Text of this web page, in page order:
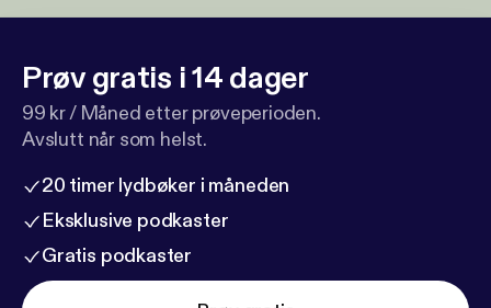
Prøv gratis i 14 dager
99 kr / Måned etter prøveperioden.
Avslutt når som helst.
20 timer lydbøker i måneden
Eksklusive podkaster
Gratis podkaster